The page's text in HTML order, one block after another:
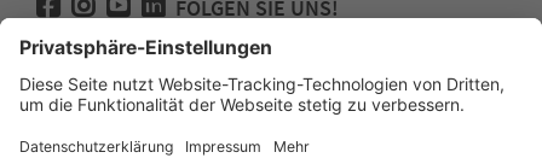
FOLGEN SIE UNS!
Presse
Kontakt
Impressum